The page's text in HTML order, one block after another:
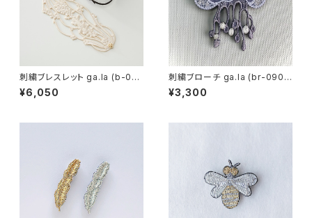
刺繍ブレスレット ga.la (b-01
2）6色
¥6,050
刺繍ブローチ ga.la (br-090）
3色
¥3,300